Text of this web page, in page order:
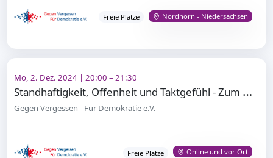
Freie Plätze Nordhorn - Niedersachsen
Mo, 2. Dez. 2024 | 20:00 – 21:30
S
tandhaftigkeit, Offenheit und Taktgefühl - Zum Erfolg gegenüber Zweiflern und Feinden der Demokrati
Gegen Vergessen - Für Demokratie e.V.
Freie Plätze Online und vor Ort